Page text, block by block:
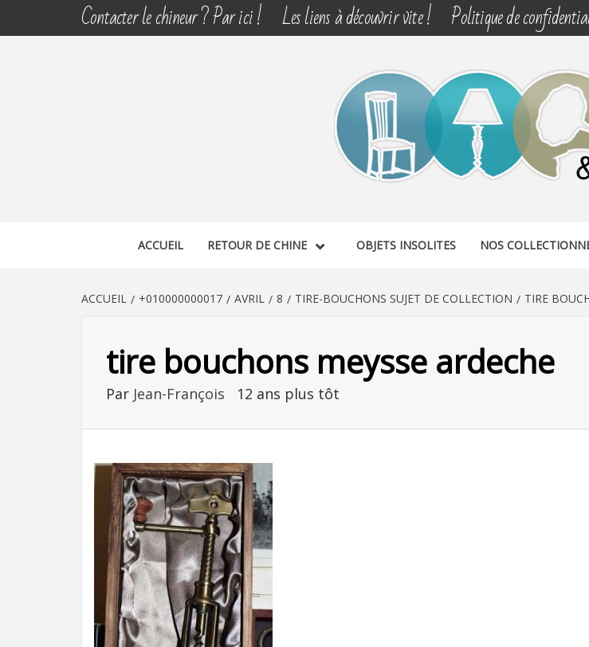
Contacter le chineur ? Par ici ! Les liens à découvrir vite ! Politique de
CHINE &
ACCUEIL RETOUR DE CHINE OBJETS INSOLITES NOS
ACCUEIL +010000000017 AVRIL 8 TIRE-BOUCHONS SUJET DE COLLECTION TIRE
tire bouchons meysse ardeche
Par Jean-François 12 ans plus tôt